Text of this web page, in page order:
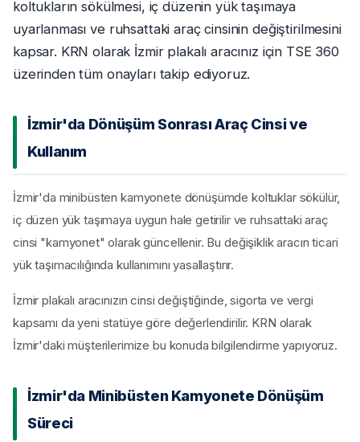
koltukların sökülmesi, iç düzenin yük taşımaya
uyarlanması ve ruhsattaki araç cinsinin değiştirilmesini
kapsar. KRN olarak İzmir plakalı aracınız için TSE 360
üzerinden tüm onayları takip ediyoruz.
İzmir'da Dönüşüm Sonrası Araç Cinsi ve
Kullanım
İzmir'da minibüsten kamyonete dönüşümde koltuklar sökülür,
iç düzen yük taşımaya uygun hale getirilir ve ruhsattaki araç
cinsi "kamyonet" olarak güncellenir. Bu değişiklik aracın ticari
yük taşımacılığında kullanımını yasallaştırır.
İzmir plakalı aracınızın cinsi değiştiğinde, sigorta ve vergi
kapsamı da yeni statüye göre değerlendirilir. KRN olarak
İzmir'daki müşterilerimize bu konuda bilgilendirme yapıyoruz.
İzmir'da Minibüsten Kamyonete Dönüşüm
Süreci